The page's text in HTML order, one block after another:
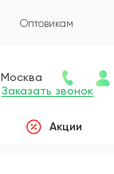
Оптовикам
Заказать звонок
Москва
Акции